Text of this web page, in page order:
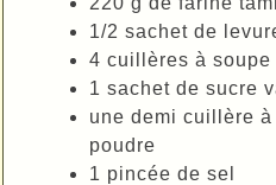
1/2 sachet de
4 cuillères à
1 sachet de sucre
une demi cuillère
poudre
1 pincée de sel